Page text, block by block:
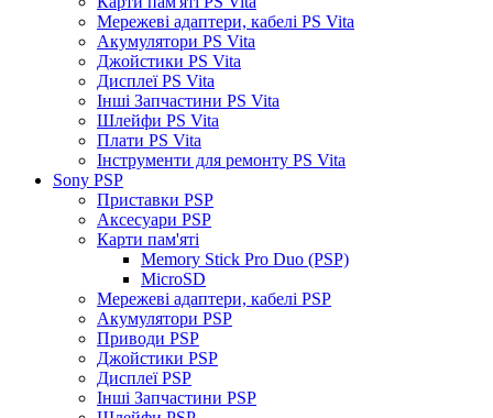
Мережеві адаптери, кабелі PS Vita
Акумулятори PS Vita
Джойстики PS Vita
Дисплеї PS Vita
Інші Запчастини PS Vita
Шлейфи PS Vita
Плати PS Vita
Інструменти для ремонту PS Vita
Sony PSP
Приставки PSP
Аксесуари PSP
Карти пам'яті
Memory Stick Pro Duo (PSP)
MicroSD
Мережеві адаптери, кабелі PSP
Акумулятори PSP
Приводи PSP
Джойстики PSP
Дисплеї PSP
Інші Запчастини PSP